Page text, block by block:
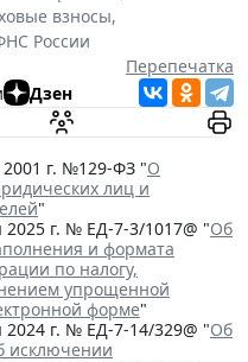
взносы,
России
Перепечатка
Дзен
2001 г. №129-ФЗ "О
лиц и
"
г. № ЕД-7-3/1017@ "Об
и формата
по налогу,
упрощенной
форме"
г. № ЕД-7-14/329@ "Об
исключении